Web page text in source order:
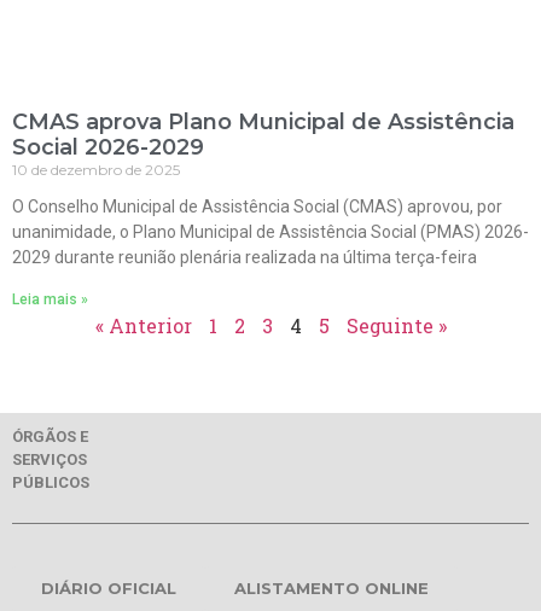
CMAS aprova Plano Municipal de Assistência
Social 2026-2029
10 de dezembro de 2025
O Conselho Municipal de Assistência Social (CMAS) aprovou, por
unanimidade, o Plano Municipal de Assistência Social (PMAS) 2026-
2029 durante reunião plenária realizada na última terça-feira
Leia mais »
« Anterior 1 2 3 4 5 Seguinte »
ÓRGÃOS E
SERVIÇOS
PÚBLICOS
DIÁRIO OFICIAL ALISTAMENTO ONLINE